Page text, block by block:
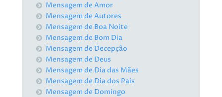
Mensagem de Amor
Mensagem de Autores
Mensagem de Boa Noite
Mensagem de Bom Dia
Mensagem de Decepção
Mensagem de Deus
Mensagem de Dia das Mães
Mensagem de Dia dos Pais
Mensagem de Domingo